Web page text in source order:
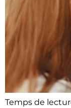
Temps de